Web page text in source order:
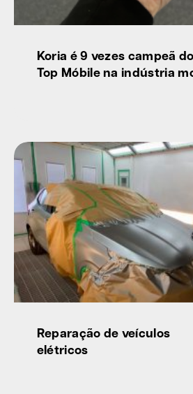
Koria é 9 vezes campeã
Top Móbile na indústria
Reparação de veículos
elétricos